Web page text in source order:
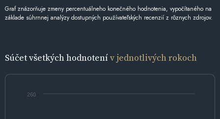
Graf znázorňuje zmeny percentuálneho konečného hodnotenia, vypočítaného na
základe súhrnnej analýzy dostupných používateľských recenzií z rôznych zdrojov.
Súčet všetkých hodnotenív jednotlivých rokoch
260